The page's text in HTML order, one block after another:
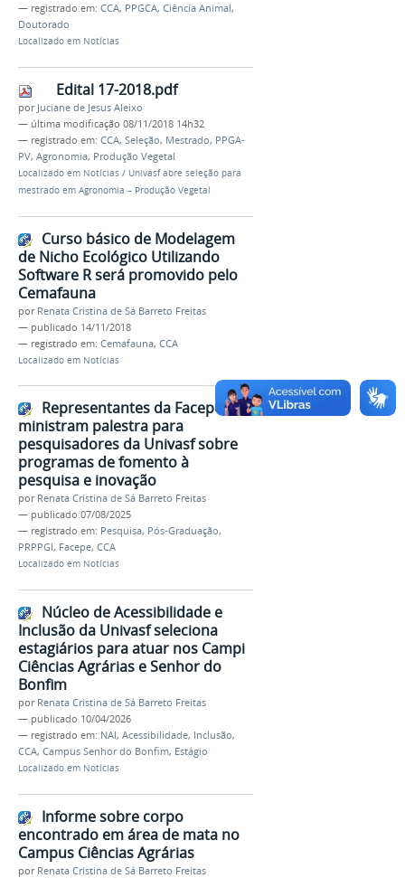
— registrado em: CCA, PPGCA, Ciência Animal,
Doutorado
Localizado em Notícias
Edital 17-2018.pdf
por Juciane de Jesus Aleixo
— última modificação 08/11/2018 14h32
— registrado em: CCA, Seleção, Mestrado, PPGA-
PV, Agronomia, Produção Vegetal
Localizado em Notícias / Univasf abre seleção para
mestrado em Agronomia – Produção Vegetal
Curso básico de Modelagem
de Nicho Ecológico Utilizando
Software R será promovido pelo
Cemafauna
por Renata Cristina de Sá Barreto Freitas
— publicado 14/11/2018
— registrado em: Cemafauna, CCA
Localizado em Notícias
Representantes da Facepe
ministram palestra para
pesquisadores da Univasf sobre
programas de fomento à
pesquisa e inovação
por Renata Cristina de Sá Barreto Freitas
— publicado 07/08/2025
— registrado em: Pesquisa, Pós-Graduação,
PRPPGI, Facepe, CCA
Localizado em Notícias
Núcleo de Acessibilidade e
Inclusão da Univasf seleciona
estagiários para atuar nos Campi
Ciências Agrárias e Senhor do
Bonfim
por Renata Cristina de Sá Barreto Freitas
— publicado 10/04/2026
— registrado em: NAI, Acessibilidade, Inclusão,
CCA, Campus Senhor do Bonfim, Estágio
Localizado em Notícias
Informe sobre corpo
encontrado em área de mata no
Campus Ciências Agrárias
por Renata Cristina de Sá Barreto Freitas